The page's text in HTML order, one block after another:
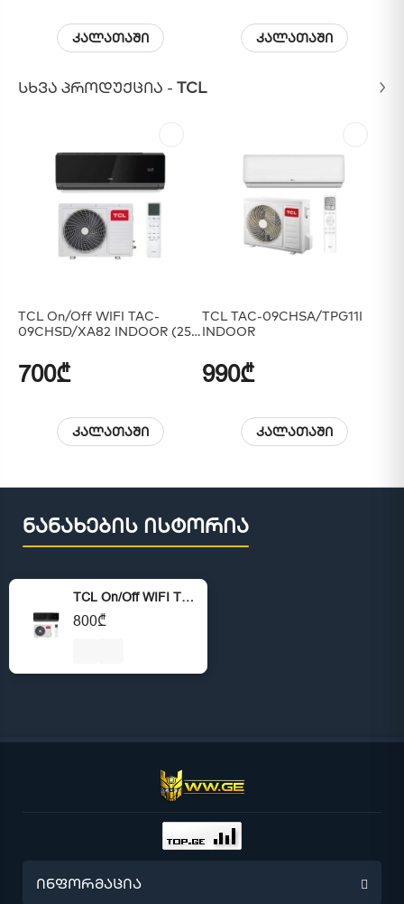
კალათაში კალათაში
ᲡᲮᲕᲐ ᲞᲠᲝᲓᲣᲥᲪᲘᲐ - TCL
TCL On/Off WIFI TAC-
09CHSD/XA82 INDOOR (25-
+ Complect
700₾
კალათაში
TCL TAC-09CHSA/TPG11I
INDOOR
990₾
კალათაში
ნანახების ისტორია
TCL On/Off WIFI TAC-12CHSD/XA82 INDOOR (35-40m2) R32 ,Black Glass Panel + Complect
800₾
ინფორმაცია